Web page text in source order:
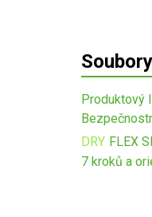
Produktový
DRY FLEX
7 kroků a